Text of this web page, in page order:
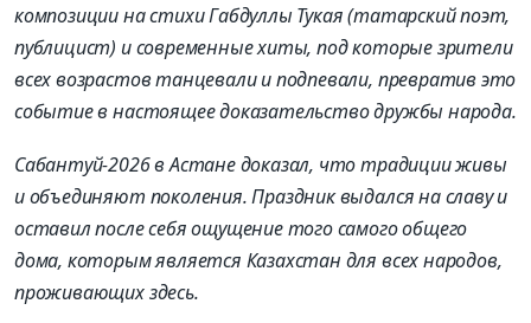
композиции на стихи Габдуллы Тукая (татарский поэт,
публицист) и современные хиты, под которые зрители
всех возрастов танцевали и подпевали, превратив это
событие в настоящее доказательство дружбы народа.
Сабантуй-2026 в Астане доказал, что традиции живы
и объединяют поколения. Праздник выдался на славу и
оставил после себя ощущение того самого общего
дома, которым является Казахстан для всех народов,
проживающих здесь.